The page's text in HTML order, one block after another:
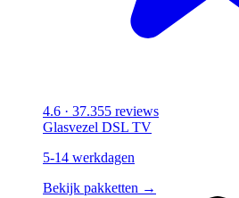
4.6 · 37.355 reviews
Glasvezel DSL TV
5-14 werkdagen
Bekijk pakketten →